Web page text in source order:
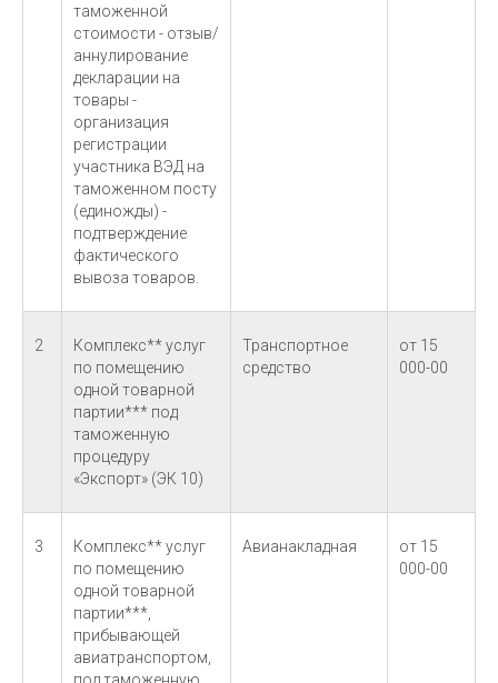
таможенной
стоимости - отзыв/
аннулирование
декларации на
товары -
организация
регистрации
участника ВЭД на
таможенном посту
(единожды) -
подтверждение
фактического
вывоза товаров.
2
Комплекс** услуг
по помещению
одной товарной
партии*** под
таможенную
процедуру
«Экспорт» (ЭК 10)
Транспортное
средство
от 15
000-00
3
Комплекс** услуг
по помещению
одной товарной
партии***,
прибывающей
авиатранспортом,
под таможенную
Авианакладная
от 15
000-00